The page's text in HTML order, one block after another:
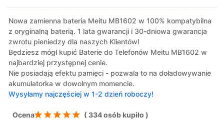
Nowa zamienna bateria Meitu MB1602 w 100% kompatybilna
z oryginalną baterią. 1 lata gwarancji i 30-dniowa gwarancja
zwrotu pieniedzy dla naszych Klientów!
Będziesz mógł kupić Baterie do Telefonów Meitu MB1602 w
najbardziej przystępnej cenie.
Nie posiadają efektu pamięci - pozwala to na doładowywanie
akumulatorka w dowolnym momencie.
Wysyłamy najczęściej w 1-2 dzień roboczy!
Ocena ( 334 osób kupiło )